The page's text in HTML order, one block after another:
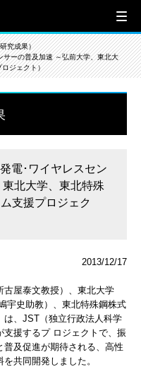
究成果）
ーの普及加速 ～弘前大学、東北大
ロジェクト）
電･ワイヤレスセン
北大学、東北特殊
支援プロジェク
2013/12/17
屋泰文教授）、東北大学
宇史助教）、東北特殊鋼株式
は、JST（独立行政法人科学
援するプ ロジェクトで、振
及促進が期待される、高性
共同開発しました。